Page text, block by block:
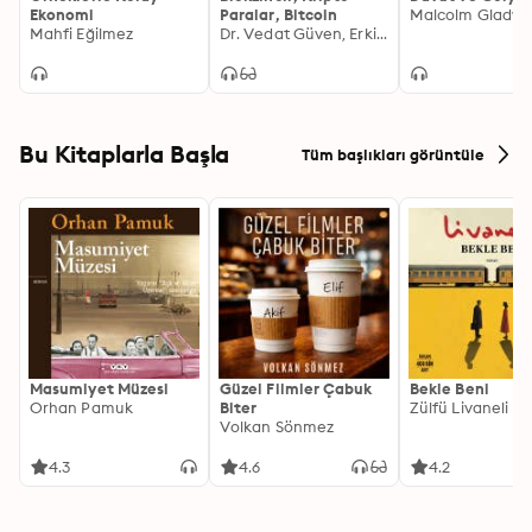
Ekonomi
Mahfi Eğilmez
Paralar, Bitcoin
Dr. Vedat Güven, Erkin Şahinöz
Malcolm
Bu Kitaplarla Başla Tüm başlıkları görüntüle
Masumiyet Müzesi
Orhan Pamuk
4.3
Güzel Filmler Çabuk
Biter
Volkan Sönmez
4.6
Bekle Beni
Zülfü Livaneli
4.2